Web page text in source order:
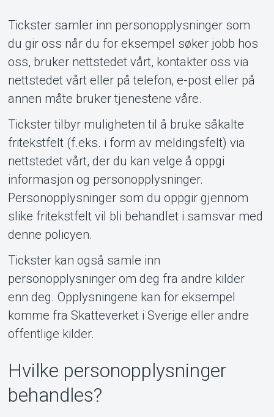
Om Tickster
Tickster samler inn personopplysninger som
du gir oss når du for eksempel søker jobb hos
oss, bruker nettstedet vårt, kontakter oss via
nettstedet vårt eller på telefon, e-post eller på
annen måte bruker tjenestene våre.
Tickster tilbyr muligheten til å bruke såkalte
fritekstfelt (f.eks. i form av meldingsfelt) via
nettstedet vårt, der du kan velge å oppgi
informasjon og personopplysninger.
Personopplysninger som du oppgir gjennom
slike fritekstfelt vil bli behandlet i samsvar med
denne policyen.
Tickster kan også samle inn
personopplysninger om deg fra andre kilder
enn deg. Opplysningene kan for eksempel
komme fra Skatteverket i Sverige eller andre
offentlige kilder.
Hvilke personopplysninger
behandles?